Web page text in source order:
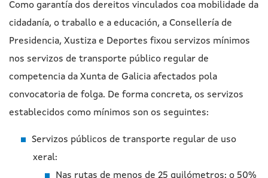
Como garantía dos dereitos vinculados coa mobilidade da
cidadanía, o traballo e a educación, a Consellería de
Presidencia, Xustiza e Deportes fixou servizos mínimos
nos servizos de transporte público regular de
competencia da Xunta de Galicia afectados pola
convocatoria de folga. De forma concreta, os servizos
establecidos como mínimos son os seguintes:
Servizos públicos de transporte regular de uso
xeral:
Nas rutas de menos de 25 quilómetros: o 50%